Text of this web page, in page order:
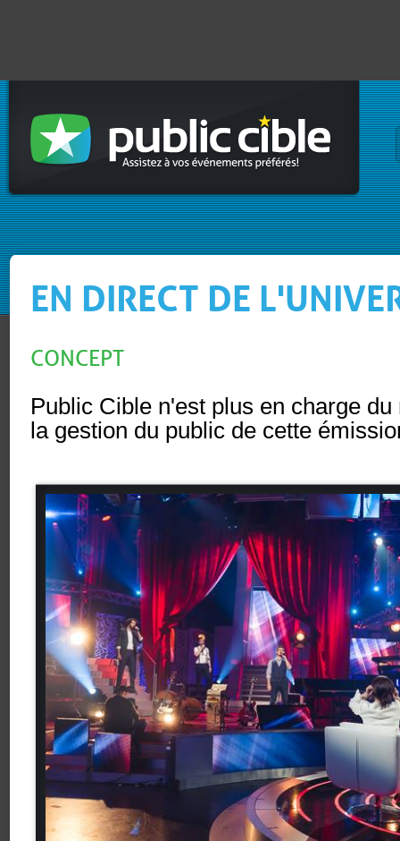
EN DIRECT DE
CONCEPT
Public Cible n'est plus en charge
la gestion du public de cette